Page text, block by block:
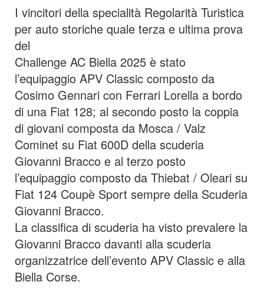
I vincitori della specialità Regolarità Turistica
per auto storiche quale terza e ultima prova
del
Challenge AC Biella 2025 è stato
l’equipaggio APV Classic composto da
Cosimo Gennari con Ferrari Lorella a bordo
di una Fiat 128; al secondo posto la coppia
di giovani composta da Mosca / Valz
Cominet su Fiat 600D della scuderia
Giovanni Bracco e al terzo posto
l’equipaggio composto da Thiebat / Oleari su
Fiat 124 Coupè Sport sempre della Scuderia
Giovanni Bracco.
La classifica di scuderia ha visto prevalere la
Giovanni Bracco davanti alla scuderia
organizzatrice dell’evento APV Classic e alla
Biella Corse.